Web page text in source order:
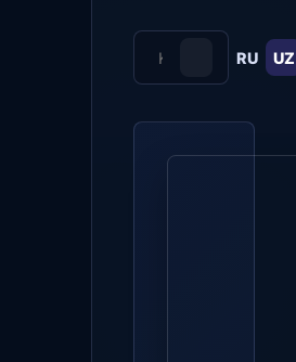
RU UZ